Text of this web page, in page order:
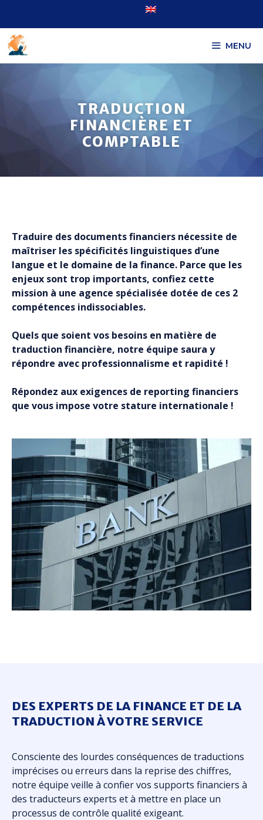
contenu
FACEBOOK
TWITTER
MENU
TRADUCTION
FINANCIÈRE ET
COMPTABLE
Traduire des documents financiers nécessite de
maîtriser les spécificités linguistiques d’une
langue et le domaine de la finance. Parce que les
enjeux sont trop importants, confiez cette
mission à une agence spécialisée dotée de ces 2
compétences indissociables.
Quels que soient vos besoins en matière de
traduction financière, notre équipe saura y
répondre avec professionnalisme et rapidité !
Répondez aux exigences de reporting financiers
que vous impose votre stature internationale !
DES EXPERTS DE LA FINANCE ET DE LA
TRADUCTION À VOTRE SERVICE
Consciente des lourdes conséquences de traductions
imprécises ou erreurs dans la reprise des chiffres,
notre équipe veille à confier vos supports financiers à
des traducteurs experts et à mettre en place un
processus de contrôle qualité exigeant.